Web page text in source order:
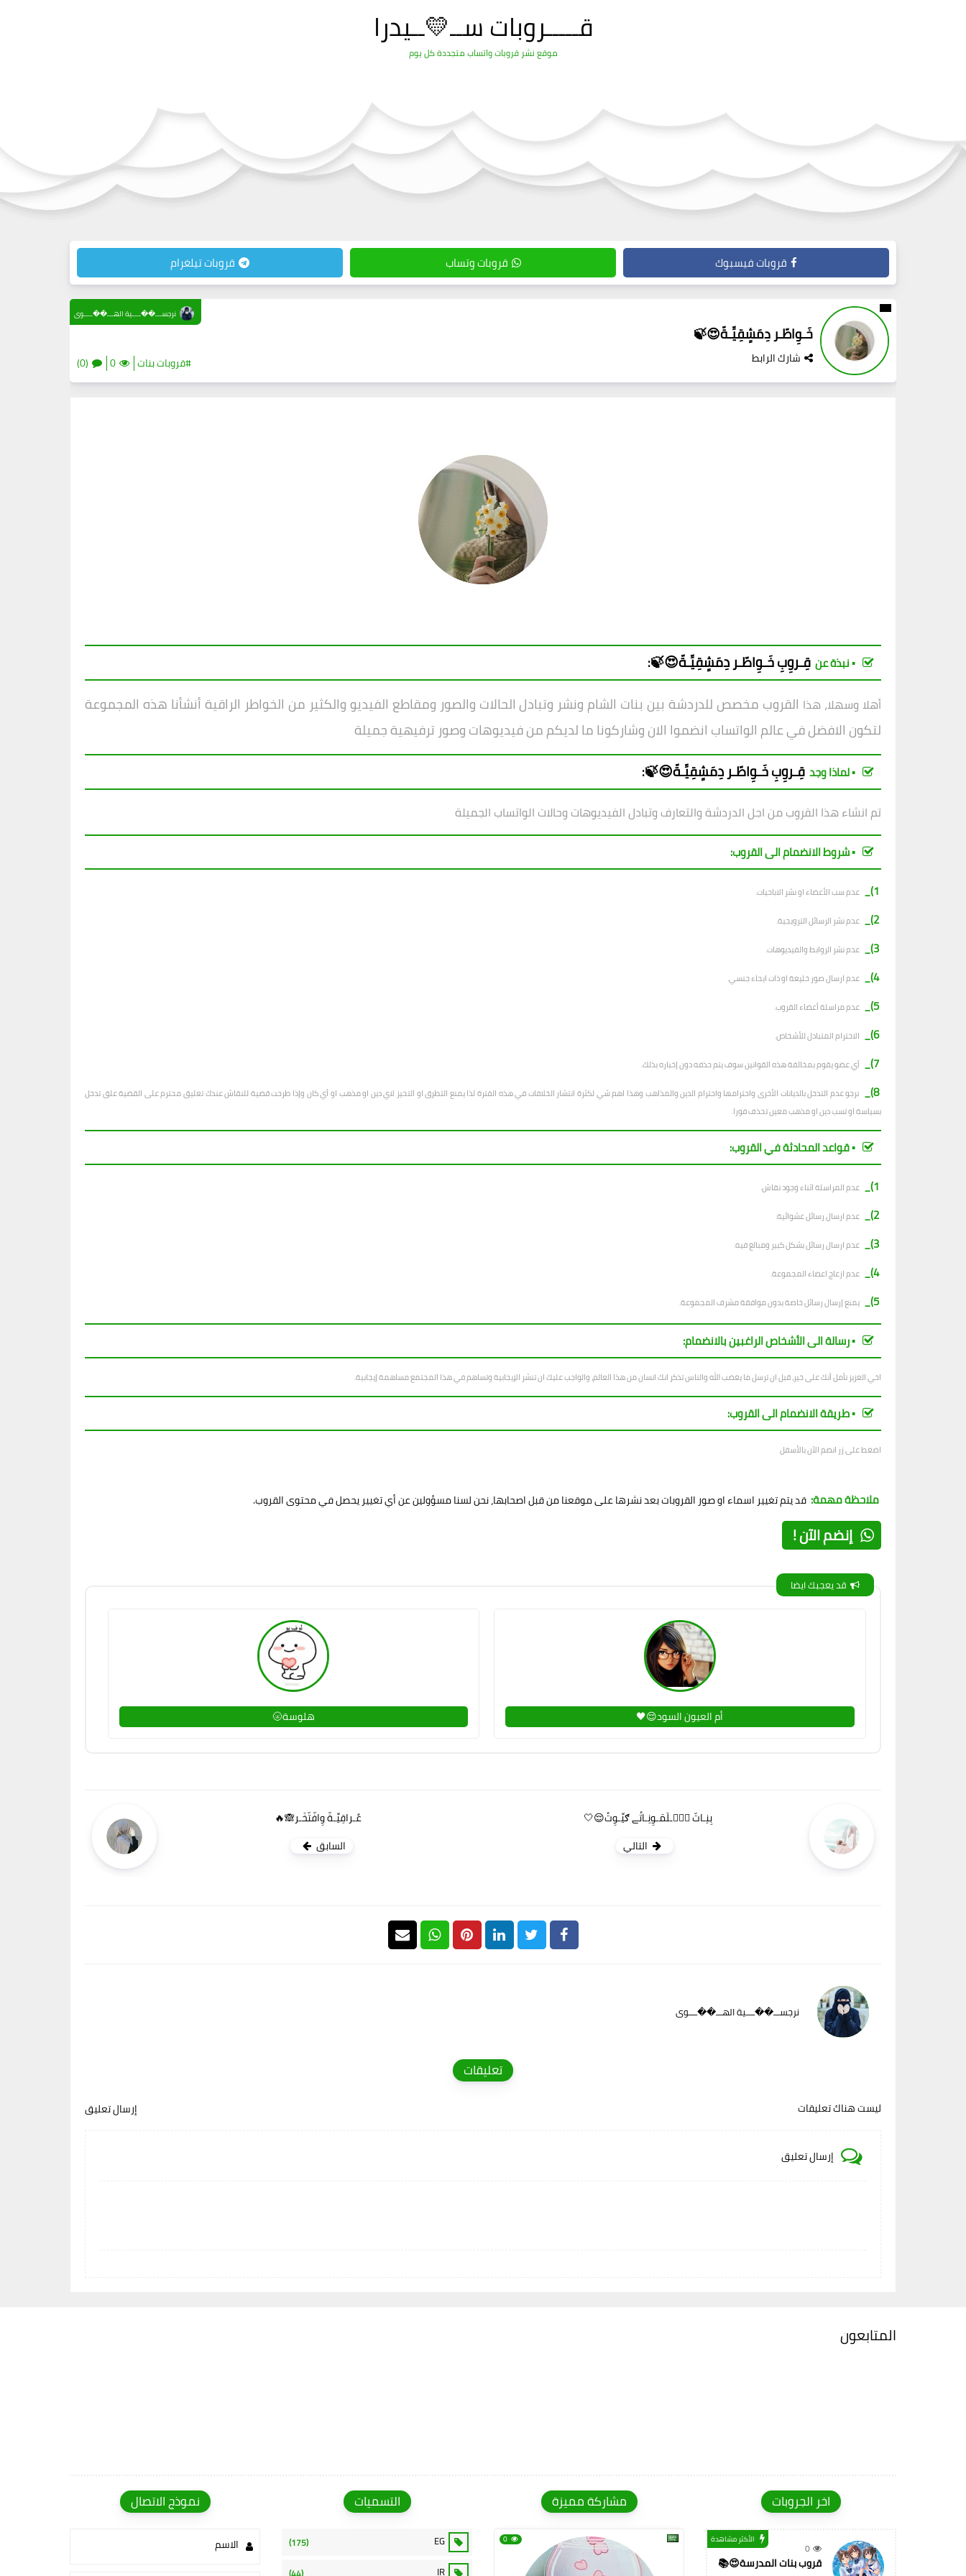
قـــــروبات ســ💛ــيدرا
موقع نشر قروبات واتساب متجددة كل يوم
قروبات فيسبوك قروبات وتساب قروبات تيلغرام
خَـوِاطّـر دِمَشٍقِيِّـةّ😍🍃
شارك الرابط #قروبات بنات 0
(0)
نرجســـ��ــــية الهـــ��ــــوى
▪︎ نبذة عن قِـروِبِخَـوِاطّـر دِمَشٍقِيِّـةّ😍🍃:
أهلا وسهلا، هذا القروب مخصص للدردشة بين بنات الشام ونشر وتبادل الحالات والصور ومقاطع الفيديو والكثير من الخواطر الراقية أنشأنا هذه المجموعة
لتكون الافضل في عالم الواتساب انضموا الان وشاركونا ما لديكم من فيديوهات وصور ترفيهية جميلة
▪︎ لماذا وجد قِـروِبِخَـوِاطّـر دِمَشٍقِيِّـةّ😍🍃:
تم انشاء هذا القروب من اجل الدردشة والتعارف وتبادل الفيديوهات وحالات الواتساب الجميلة
▪︎ شروط الانضمام الى القروب:
1)_
عدم سب الأعضاء او نشر الاباحيات.
2)_ عدم نشر الرسائل الترويجية.
3)_ عدم نشر الروابط والفيديوهات.
4)_ عدم ارسال صور خليعة او ذات ايحاء جنسي.
5)_ عدم مراسلة أعضاء القروب.
6)_ الاحترام المتبادل للأشخاص.
7)_ أي عضو يقوم بمخالفة هذه القوانين سوف يتم حذفه دون إخباره بذلك.
8)_
نرجو عدم التدخل بالديانات الأخرى واحترامها واحترام الدين والمذاهب وهذا اهم شي لكثرة انتشار الخلافات في هذه الفترة لذا يمنع التطرق او التحيز لاي دين او مذهب او أي كان وإذا طرحت قضية للنقاش عندك تعليق محترم على القضية علق تدخل
بسياسة او تسب دين او مذهب معين تحذف فورا.
▪︎ قواعد المحادثة في القروب:
1)_
عدم المراسلة اثناء وجود نقاش.
2)_ عدم ارسال رسائل عشوائية.
3)_ عدم ارسال رسائل بشكل كبير ومبالغ فيه.
4)_ عدم ازعاج اعضاء المجموعة.
5)_ يمنع إرسال رسائل خاصة بدون موافقة مشرف المجموعة.
▪︎ رسالة الى الأشخاص الراغبين بالانضمام:
اخي العزيز نأمل أنك على خير، قبل ان ترسل ما يغضب الله والناس تذكر انك انسان من هذا العالم، والواجب عليك ان تنشر الإيجابية وتساهم في هذا المجتمع مساهمة إيجابية.
▪︎ طريقة الانضمام الى القروب:
اضغط على زر انضم الآن بالأسفل
ملاحظة مهمة: قد يتم تغيير اسماء او صور القروبات بعد نشرها على موقعنا من قبل اصحابها، نحن لسنا مسؤولين عن أي تغيير يحصل في محتوى القروب.
إنضم الآن !
قد يعجبك ايضا
أم العيون السود😌🖤 هلوسة🌝
بِنِـاتّ شۣۗـلَمَـوِنِـاتُے ګيِّـوِتُ😌🤍
التالي
عٌـراقِيِّـةّ وِافّتّخَـر🙈🔥
السابق
نرجســـ��ــــية الهـــ��ــــوى
تعليقات
ليست هناك تعليقات إرسال تعليق
إرسال تعليق
المتابعون
اخر الجروبات
0
الأكثر مشاهدة
قروب بنات المدرسة😍📚
مشاركة مميزة
0
التسميات
EG
(175)
IR
نموذج الاتصال
الاسم